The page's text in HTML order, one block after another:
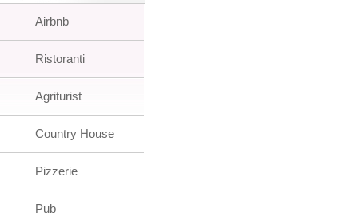
Airbnb
Ristoranti
Agriturist
Country House
Pizzerie
Pub